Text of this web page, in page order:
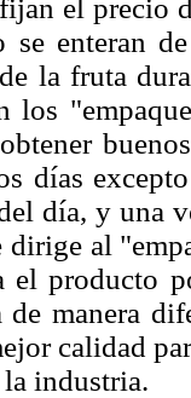
el precio
se enteran
la fruta
los
días
día, y una
al
el producto
de manera
calidad
la industria.